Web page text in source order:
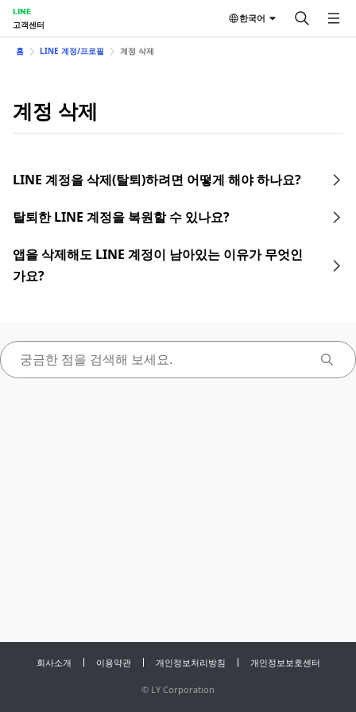
LINE
고객센터
한국어
홈 LINE 계정/프로필 계정 삭제
계정 삭제
LINE 계정을 삭제(탈퇴)하려면 어떻게 해야 하나요?
탈퇴한 LINE 계정을 복원할 수 있나요?
앱을 삭제해도 LINE 계정이 남아있는 이유가 무엇인
가요?
회사소개 이용약관 개인정보처리방침 개인정보보호센터
© LY Corporation